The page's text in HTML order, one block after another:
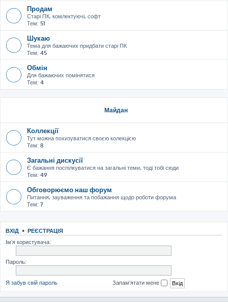
Продам
Старі ПК, комлектуючі, софт
Тем: 51
Шукаю
Тема для бажаючих придбати старі ПК
Тем: 45
Обмін
Для бажаючих помінятися
Тем: 4
Майдан
Коллекції
Тут можна похизуватися своєю колекцією
Тем: 8
Загальні дискусії
Є бажання поспілкуватися на загальні теми, тоді тобі сюди
Тем: 49
Обговорюємо наш форум
Питання, зауваження та побажання щодо роботи форума
Тем: 7
ВХІД • РЕЄСТРАЦІЯ
Ім'я користувача:
Пароль:
Я забув свій пароль Запам'ятати мене